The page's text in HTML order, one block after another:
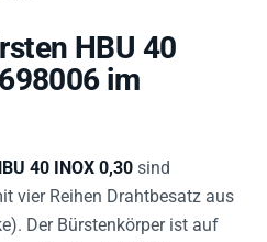
HBU 40
im
40 INOX 0,30 sind
vier Reihen Drahtbesatz aus
Der Bürstenkörper ist auf